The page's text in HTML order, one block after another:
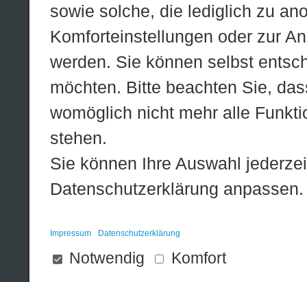
sowie solche, die lediglich zu
Komforteinstellungen oder zur
werden. Sie können selbst
möchten. Bitte beachten Sie,
womöglich nicht mehr alle
stehen.
Sie können Ihre Auswahl
Datenschutzerklärung anpassen.
Impressum Datenschutzerklärung
Notwendig Komfort